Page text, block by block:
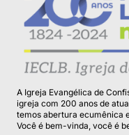
A Igreja Evangélica de
igreja com 200 anos de
temos abertura ecumênica
Você é bem-vinda, você é